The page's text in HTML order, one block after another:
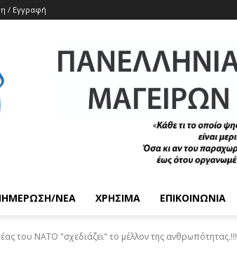
/ Εγγραφή
ΝΈΑ ΧΡΉΣΙΜΑ ΕΠΙΚΟΙΝΩΝΊΑ
του ΝΑΤΟ "σχεδιάζει" το μέλλον της ανθρωπότητας.!!!